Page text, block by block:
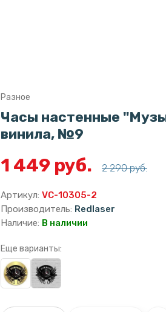
Разное
Часы настенные
винила, №9
1 449 руб. 2 290 руб.
Артикул: VC-10305-2
Производитель: Redlaser
Наличие: В наличии
Еще варианты: